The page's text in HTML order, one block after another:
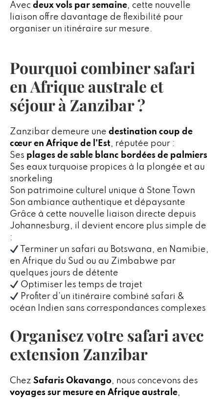
Avec deux vols par semaine, cette nouvelle
liaison offre davantage de flexibilité pour
organiser un itinéraire sur mesure.
Pourquoi combiner safari
en Afrique australe et
séjour à Zanzibar ?
Zanzibar demeure une destination coup de
cœur en Afrique de l’Est, réputée pour :
Ses plages de sable blanc bordées de palmiers
Ses eaux turquoise propices à la plongée et au
snorkeling
Son patrimoine culturel unique à Stone Town
Son ambiance authentique et dépaysante
Grâce à cette nouvelle liaison directe depuis
Johannesburg, il devient encore plus simple de
:
Terminer un safari au Botswana, en Namibie,
en Afrique du Sud ou au Zimbabwe par
quelques jours de détente
Optimiser les temps de trajet
Profiter d’un itinéraire combiné safari &
océan Indien sans correspondances complexes
Organisez votre safari avec
extension Zanzibar
Chez Safaris Okavango, nous concevons des
voyages sur mesure en Afrique australe,